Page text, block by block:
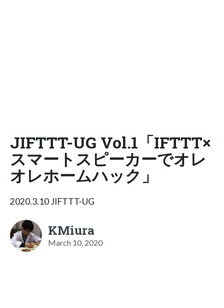
JIFTTT-UG Vol.1「IFTTT×
スマートスピーカーでオレ
オレホームハック」
2020.3.10 JIFTTT-UG
KMiura
March 10, 2020